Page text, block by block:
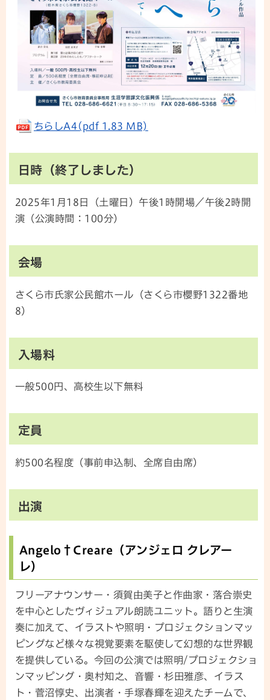
ちらしA4(pdf 1.83 MB)
日時（終了しました）
2025年1月18日（土曜日）午後1時開場／午後2時開
演（公演時間：100分）
会場
さくら市氏家公民館ホール（さくら市櫻野1322番地
8）
入場料
一般500円、高校生以下無料
定員
約500名程度（事前申込制、全席自由席）
出演
Angelo†Creare（アンジェロ クレアー
レ）
フリーアナウンサー・須賀由美子と作曲家・落合崇史
を中心としたヴィジュアル朗読ユニット。語りと生演
奏に加えて、イラストや照明・プロジェクションマッ
ピングなど様々な視覚要素を駆使して幻想的な世界観
を提供している。今回の公演では照明/プロジェクショ
ンマッピング・奥村知之、音響・杉田雅彦、イラス
ト・菅沼惇史、出演者・手塚春輝を迎えたチームで、